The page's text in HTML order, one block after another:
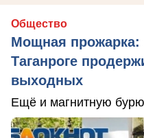
Общество
Мощная прожарка:
Таганроге
выходных
Ещё и магнитную